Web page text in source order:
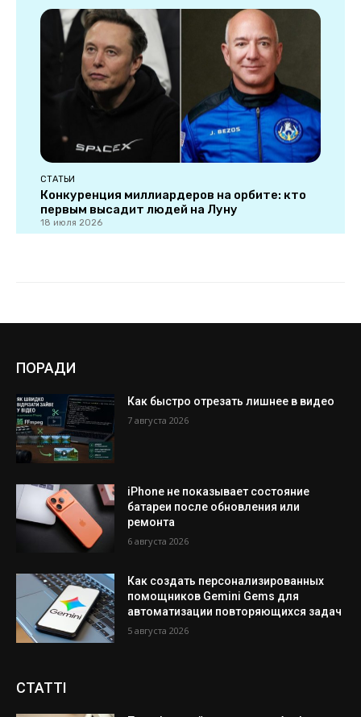
ПОРАДИ
Как быстро отрезать лишнее в видео
7 августа 2026
iPhone не показывает состояние
батареи после обновления или
ремонта
6 августа 2026
Как создать персонализированных
помощников Gemini Gems для
автоматизации повторяющихся задач
5 августа 2026
СТАТТІ